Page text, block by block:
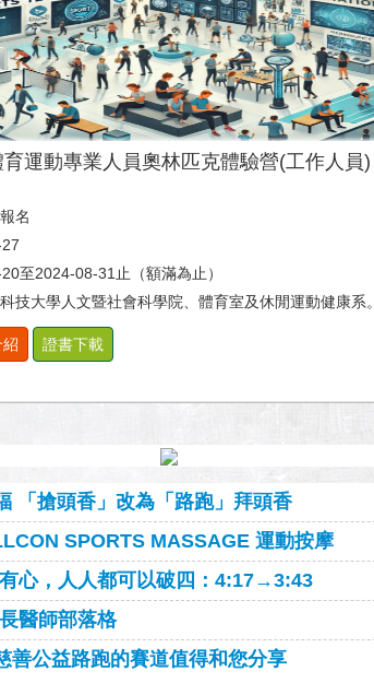
運動專業人員奧林匹克體驗營(工作人員)
名
至2024-08-31止（額滿為止）
技大學人文暨社會科學院、體育室及休閒運動健康系。
證書下載
「搶頭香」改為「路跑」拜頭香
SPORTS MASSAGE 運動按摩
心，人人都可以破四：4:17→3:43
醫師部落格
善公益路跑的賽道值得和您分享